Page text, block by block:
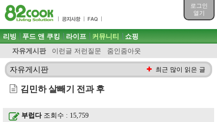
로그인
열기
목차
주메뉴 바로가기
컨텐츠 바로가기
검색 바로가기
로그인 바로가기
주메뉴
리빙 푸드 앤 쿠킹 라이프 커뮤니티
자유게시판 이런글 저런질문 줌인줌아웃
쇼핑
자유게시판 최근 많이 읽은 글
김민하 살빼기 전과 후
부럽다조회수 : 15,759